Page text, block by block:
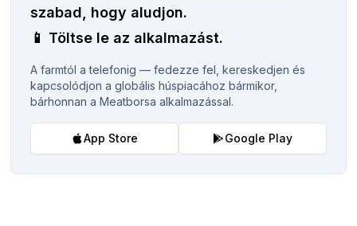
szabad, hogy aludjon.
📱 Töltse le az alkalmazást.
A farmtól a telefonig — fedezze fel, kereskedjen és
kapcsolódjon a globális húspiacához bármikor,
bárhonnan a Meatborsa alkalmazással.
App Store Google Play